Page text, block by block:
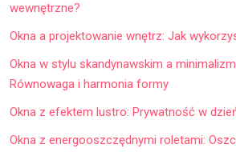
wewnętrzne?
Okna a projektowanie wnętrz: Jak
Okna w stylu skandynawskim a
Równowaga i harmonia formy
Okna z efektem lustro: Prywatność w
Okna z energooszczędnymi roletami: